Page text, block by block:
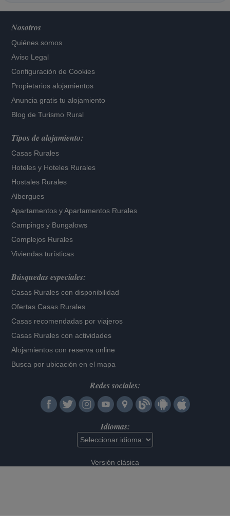
Nosotros
Quiénes somos
Aviso Legal
Configuración de Cookies
Propietarios alojamientos
Anuncia gratis tu alojamiento
Blog de Turismo Rural
Tipos de alojamiento:
Casas Rurales
Hoteles y Hoteles Rurales
Hostales Rurales
Albergues
Apartamentos yApartamentos Rurales
Campings y Bungalows
Complejos Rurales
Viviendas turísticas
Búsquedas especiales:
Casas Rurales con disponibilidad
Ofertas Casas Rurales
Casas recomendadas por viajeros
Casas Rurales con actividades
Alojamientos con reserva online
Busca por ubicación en el mapa
Redes sociales:
Idiomas:
Versión clásica